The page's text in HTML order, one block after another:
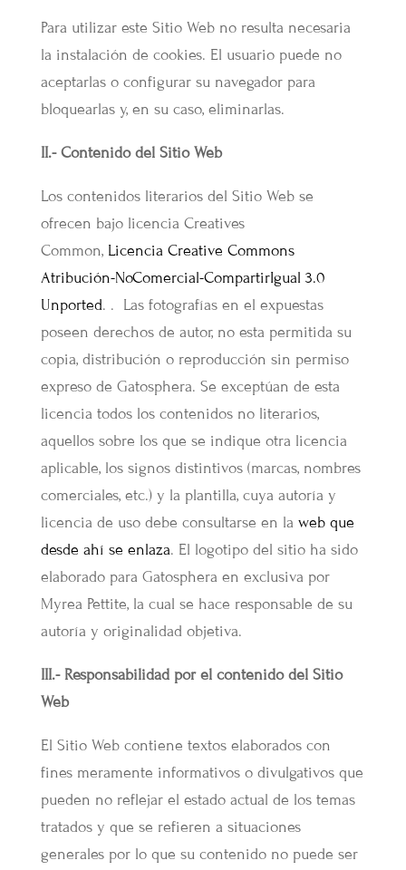
Para utilizar este Sitio Web no resulta necesaria
la instalación de cookies. El usuario puede no
aceptarlas o configurar su navegador para
bloquearlas y, en su caso, eliminarlas.
II.- Contenido del Sitio Web
Los contenidos literarios del Sitio Web se
ofrecen bajo licencia Creatives
Common, Licencia Creative Commons
Atribución-NoComercial-CompartirIgual 3.0
Unported. . Las fotografías en el expuestas
poseen derechos de autor, no esta permitida su
copia, distribución o reproducción sin permiso
expreso de Gatosphera. Se exceptúan de esta
licencia todos los contenidos no literarios,
aquellos sobre los que se indique otra licencia
aplicable, los signos distintivos (marcas, nombres
comerciales, etc.) y la plantilla, cuya autoría y
licencia de uso debe consultarse en la web que
desde ahí se enlaza. El logotipo del sitio ha sido
elaborado para Gatosphera en exclusiva por
Myrea Pettite, la cual se hace responsable de su
autoría y originalidad objetiva.
III.- Responsabilidad por el contenido del Sitio
Web
El Sitio Web contiene textos elaborados con
fines meramente informativos o divulgativos que
pueden no reflejar el estado actual de los temas
tratados y que se refieren a situaciones
generales por lo que su contenido no puede ser